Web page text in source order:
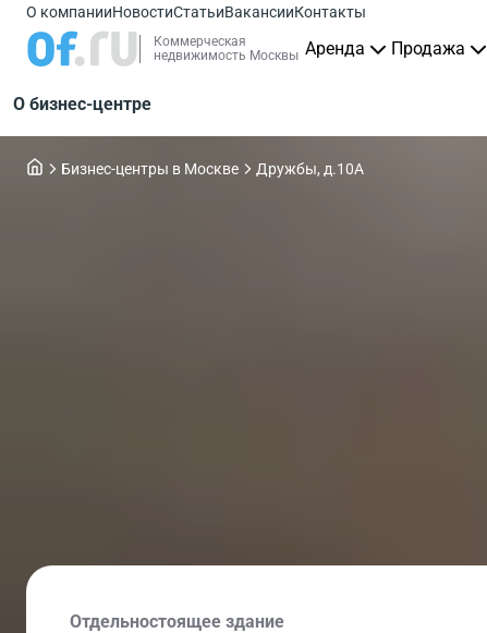
О компанииНовостиСтатьиВакансииКонтакты
Коммерческая
недвижимость Москвы Аренда Продажа
О бизнес-центре
Бизнес-центры в Москве Дружбы, д.10А
Отдельностоящее здание